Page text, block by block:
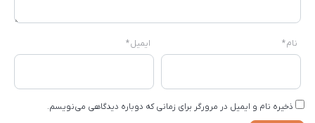
نام* ایمیل*
ذخیره نام و ایمیل در مرورگر برای زمانی که دوباره دیدگاهی می‌نویسم.